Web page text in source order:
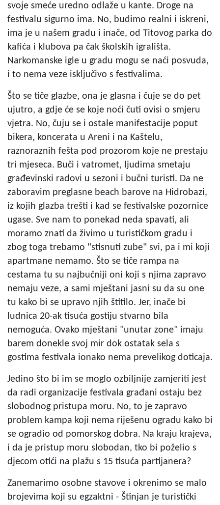
svoje smeće uredno odlaže u kante. Droge na
festivalu sigurno ima. No, budimo realni i iskreni,
ima je u našem gradu i inače, od Titovog parka do
kafića i klubova pa čak školskih igrališta.
Narkomanske igle u gradu mogu se naći posvuda,
i to nema veze isključivo s festivalima.
Što se tiče glazbe, ona je glasna i čuje se do pet
ujutro, a gdje će se koje noći čuti ovisi o smjeru
vjetra. No, čuju se i ostale manifestacije poput
bikera, koncerata u Areni i na Kaštelu,
raznoraznih fešta pod prozorom koje ne prestaju
tri mjeseca. Buči i vatromet, ljudima smetaju
građevinski radovi u sezoni i bučni turisti. Da ne
zaboravim preglasne beach barove na Hidrobazi,
iz kojih glazba trešti i kad se festivalske pozornice
ugase. Sve nam to ponekad neda spavati, ali
moramo znati da živimo u turističkom gradu i
zbog toga trebamo "stisnuti zube" svi, pa i mi koji
apartmane nemamo. Što se tiče rampa na
cestama tu su najbučniji oni koji s njima zapravo
nemaju veze, a sami mještani jasni su da su one
tu kako bi se upravo njih štitilo. Jer, inače bi
ludnica 20-ak tisuća gostiju stvarno bila
nemoguća. Ovako mještani "unutar zone" imaju
barem donekle svoj mir dok ostatak sela s
gostima festivala ionako nema prevelikog doticaja.
Jedino što bi im se moglo ozbiljnije zamjeriti jest
da radi organizacije festivala građani ostaju bez
slobodnog pristupa moru. No, to je zapravo
problem kampa koji nema riješenu ogradu kako bi
se ogradio od pomorskog dobra. Na kraju krajeva,
i da je pristup moru slobodan, tko bi poželio s
djecom otići na plažu s 15 tisuća partijanera?
Zanemarimo osobne stavove i okrenimo se malo
brojevima koji su egzaktni - Štinjan je turistički